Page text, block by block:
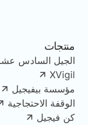
منتجات
الجيل السادس
XVigil
مؤسسة بيفيجيل
الوقفة الاحتجاجية
كن فيجيل